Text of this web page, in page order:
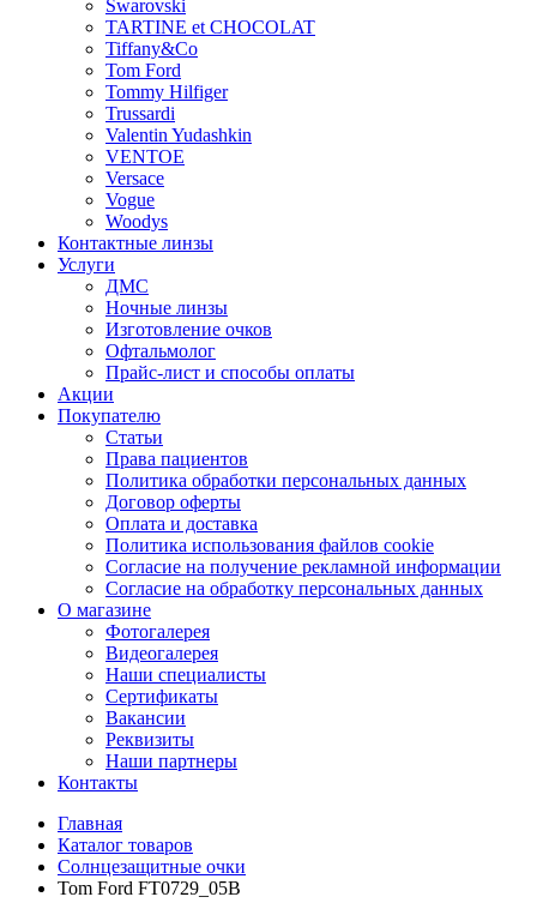
Swarovski
TARTINE et CHOCOLAT
Tiffany&Co
Tom Ford
Tommy Hilfiger
Trussardi
Valentin Yudashkin
VENTOE
Versace
Vogue
Woodys
Контактные линзы
Услуги
ДМС
Ночные линзы
Изготовление очков
Офтальмолог
Прайс-лист и способы оплаты
Акции
Покупателю
Статьи
Права пациентов
Политика обработки персональных данных
Договор оферты
Оплата и доставка
Политика использования файлов cookie
Согласие на получение рекламной информации
Согласие на обработку персональных данных
О магазине
Фотогалерея
Видеогалерея
Наши специалисты
Сертификаты
Вакансии
Реквизиты
Наши партнеры
Контакты
Главная
Каталог товаров
Солнцезащитные очки
Tom Ford FT0729_05B